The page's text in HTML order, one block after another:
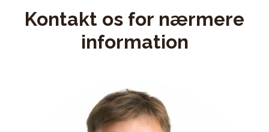
Kontakt os for nærmere
information